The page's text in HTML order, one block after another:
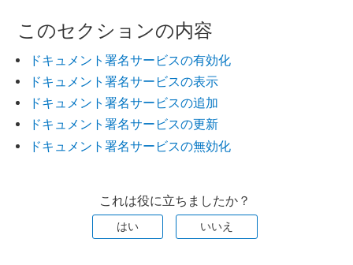
このセクションの内容
ドキュメント署名サービスの有効化
ドキュメント署名サービスの表示
ドキュメント署名サービスの追加
ドキュメント署名サービスの更新
ドキュメント署名サービスの無効化
これは役に立ちましたか？
はい いいえ